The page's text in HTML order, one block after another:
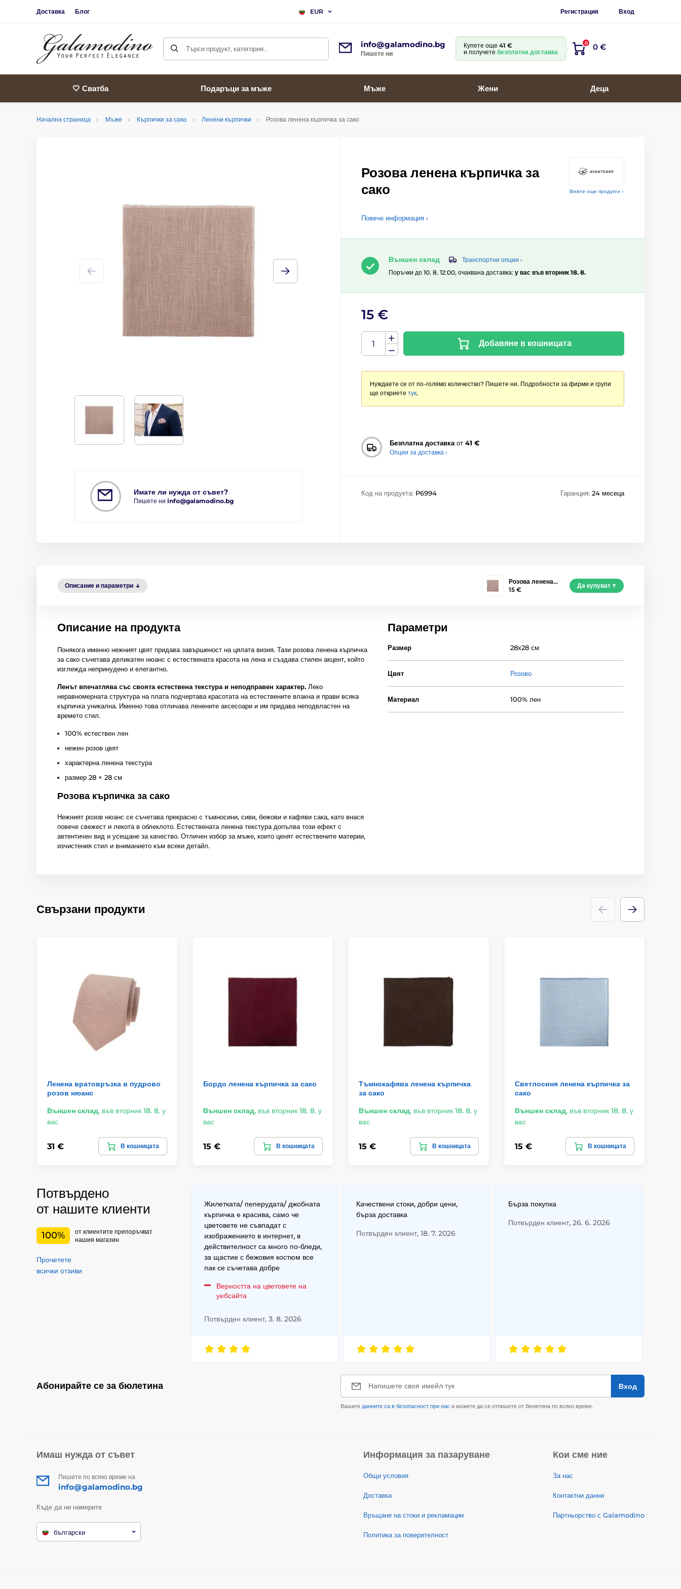
Доставка Блог EUR Регистрация Вход
Търси продукт, категория... info@galamodino.bg
Пишете ни
Купете още 41 €
и получете безплатна доставка
0 0 €
🤍 Сватба Подаръци за мъже Мъже Жени Деца
Начална страница Мъже Кърпички за сакo Ленени кърпички Розова ленена кърпичка за сако
Вижте още продукти ›
Имате ли нужда от съвет?
Пишете ни info@galamodino.bg
Розова ленена кърпичка за
сако
Повече информация ›
Външен склад
Транспортни опции ›
Поръчки до 10. 8. 12:00, очаквана доставка: у вас във вторник 18. 8.
15 €
Добавяне в кошницата
Нуждаете се от по-голямо количество? Пишете ни. Подробности за фирми и групи
ще откриете тук.
Безплатна доставка от 41 €
Опции за доставка ›
Код на продукта: P6994 Гаранция: 24 месеца
Описание и параметри
Розова ленена…
15 €
Да купуват
Описание на продукта
Понякога именно нежният цвят придава завършеност на цялата визия. Тази розова ленена кърпичка
за сако съчетава деликатен нюанс с естествената красота на лена и създава стилен акцент, който
изглежда непринудено и елегантно.
Ленът впечатлява със своята естествена текстура и неподправен характер. Леко
неравномерната структура на плата подчертава красотата на естествените влакна и прави всяка
кърпичка уникална. Именно това отличава ленените аксесоари и им придава неподвластен на
времето стил.
100% естествен лен
нежен розов цвят
характерна ленена текстура
размер 28 × 28 см
Розова кърпичка за сако
Нежният розов нюанс се съчетава прекрасно с тъмносини, сиви, бежови и кафяви сака, като внася
повече свежест и лекота в облеклото. Естествената ленена текстура допълва този ефект с
автентичен вид и усещане за качество. Отличен избор за мъже, които ценят естествените материи,
изчистения стил и вниманието към всеки детайл.
Параметри
Размер 28х28 см
Цвят Розово
Материал 100% лен
Свързани продукти
Ленена вратовръзка в пудрово
розов нюанс
Външен склад, във вторник 18. 8. у
вас
31 € В кошницата
Бордо ленена кърпичка за сако
Външен склад, във вторник 18. 8. у
вас
15 € В кошницата
Тъмнокафява ленена кърпичка
за сако
Външен склад, във вторник 18. 8. у
вас
15 € В кошницата
Светлосиня ленена кърпичка за
сако
Външен склад, във вторник 18. 8. у
вас
15 € В кошницата
Потвърдено
от нашите клиенти
100%
от клиентите препоръчват
нашия магазин
Прочетете
всички отзиви
Жилетката/ пеперудата/ джобната
кърпичка е красива, само че
цветовете не съвпадат с
изображението в интернет, в
действителност са много по-бледи,
за щастие с бежовия костюм все
пак се съчетава добре
Верността на цветовете на
уебсайта
Потвърден клиент, 3. 8. 2026
Качествени стоки, добри цени,
бърза доставка
Потвърден клиент, 18. 7. 2026
Бърза покупка
Потвърден клиент, 26. 6. 2026
Абонирайте се за бюлетина Напишете своя имейл тук Вход
Вашите данните са в безопасност при нас и можете да се отпишете от бюлетина по всяко време.
Имаш нужда от съвет
Пишете по всяко време на
info@galamodino.bg
Къде да ни намерите
български
Информация за пазаруване
Общи условия
Доставка
Връщане на стоки и рекламации
Политика за поверителност
Кои сме ние
За нас
Контактни данни
Партньорство с Galamodino